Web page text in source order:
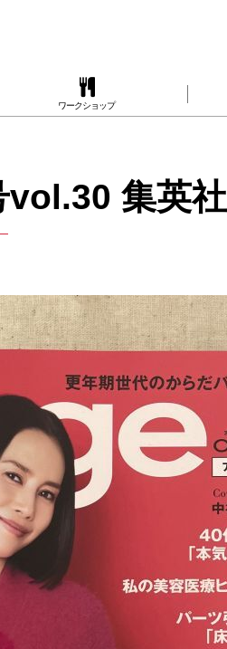
ワークショップ
集英社